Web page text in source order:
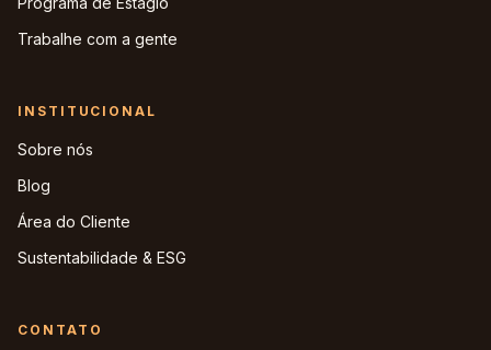
Trabalhe com a gente
INSTITUCIONAL
Sobre nós
Blog
Área do Cliente
Sustentabilidade & ESG
CONTATO